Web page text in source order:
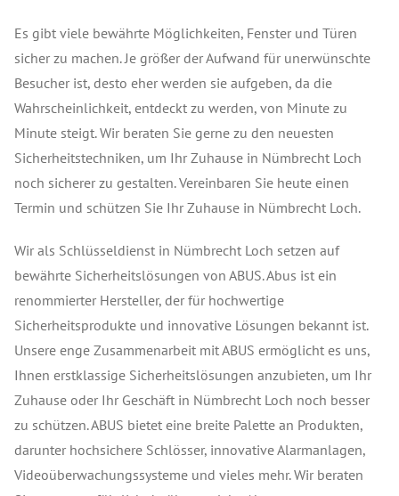
Es gibt viele bewährte Möglichkeiten, Fenster und Türen
sicher zu machen. Je größer der Aufwand für unerwünschte
Besucher ist, desto eher werden sie aufgeben, da die
Wahrscheinlichkeit, entdeckt zu werden, von Minute zu
Minute steigt. Wir beraten Sie gerne zu den neuesten
Sicherheitstechniken, um Ihr Zuhause in Nümbrecht Loch
noch sicherer zu gestalten. Vereinbaren Sie heute einen
Termin und schützen Sie Ihr Zuhause in Nümbrecht Loch.
Wir als Schlüsseldienst in Nümbrecht Loch setzen auf
bewährte Sicherheitslösungen von ABUS. Abus ist ein
renommierter Hersteller, der für hochwertige
Sicherheitsprodukte und innovative Lösungen bekannt ist.
Unsere enge Zusammenarbeit mit ABUS ermöglicht es uns,
Ihnen erstklassige Sicherheitslösungen anzubieten, um Ihr
Zuhause oder Ihr Geschäft in Nümbrecht Loch noch besser
zu schützen. ABUS bietet eine breite Palette an Produkten,
darunter hochsichere Schlösser, innovative Alarmanlagen,
Videoüberwachungssysteme und vieles mehr. Wir beraten